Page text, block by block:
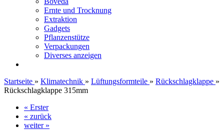
Ernte und Trocknung
Extraktion
Gadgets
Pflanzenstütze
Verpackungen
Diverses anzeigen
Startseite » Klimatechnik » Lüftungsformteile » Rückschlagklappe »
Rückschlagklappe 315mm
« Erster
« zurück
weiter »